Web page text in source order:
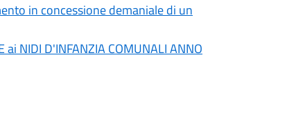
in concessione demaniale di un
ai NIDI D'INFANZIA COMUNALI ANNO